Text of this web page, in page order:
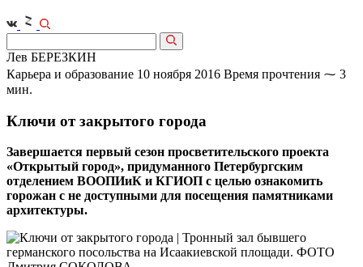
Лев БЕРЕЗКИН
Карьера и образование 10 ноября 2016 Время прочтения ⁓ 3
мин.
Ключи от закрытого города
Завершается первый сезон просветительского проекта
«Открытый город», придуманного Петербургским
отделением ВООПИиК и КГИОП с целью ознакомить
горожан с не доступными для посещения памятниками
архитектуры.